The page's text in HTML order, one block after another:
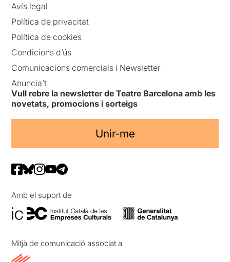
Avís legal
Política de privacitat
Política de cookies
Condicions d’ús
Comunicacions comercials i Newsletter
Anuncia’t
Vull rebre la newsletter de Teatre Barcelona amb les
novetats, promocions i sorteigs
Unir-me
Amb el suport de
Mitjà de comunicació associat a